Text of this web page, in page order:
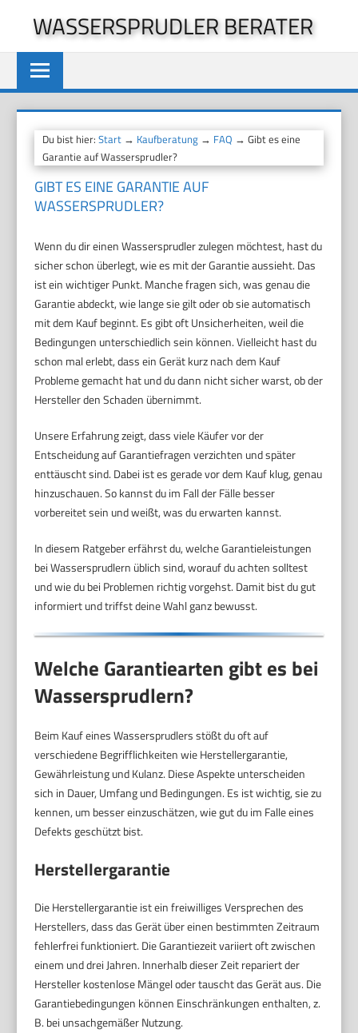
springen
WASSERSPRUDLER BERATER
Du bist hier:Start → Kaufberatung → FAQ → Gibt es eine
Garantie auf Wassersprudler?
GIBT ES EINE GARANTIE AUF
WASSERSPRUDLER?
Wenn du dir einen Wassersprudler zulegen möchtest, hast du
sicher schon überlegt, wie es mit der Garantie aussieht. Das
ist ein wichtiger Punkt. Manche fragen sich, was genau die
Garantie abdeckt, wie lange sie gilt oder ob sie automatisch
mit dem Kauf beginnt. Es gibt oft Unsicherheiten, weil die
Bedingungen unterschiedlich sein können. Vielleicht hast du
schon mal erlebt, dass ein Gerät kurz nach dem Kauf
Probleme gemacht hat und du dann nicht sicher warst, ob der
Hersteller den Schaden übernimmt.
Unsere Erfahrung zeigt, dass viele Käufer vor der
Entscheidung auf Garantiefragen verzichten und später
enttäuscht sind. Dabei ist es gerade vor dem Kauf klug, genau
hinzuschauen. So kannst du im Fall der Fälle besser
vorbereitet sein und weißt, was du erwarten kannst.
In diesem Ratgeber erfährst du, welche Garantieleistungen
bei Wassersprudlern üblich sind, worauf du achten solltest
und wie du bei Problemen richtig vorgehst. Damit bist du gut
informiert und triffst deine Wahl ganz bewusst.
Welche Garantiearten gibt es bei
Wassersprudlern?
Beim Kauf eines Wassersprudlers stößt du oft auf
verschiedene Begrifflichkeiten wie Herstellergarantie,
Gewährleistung und Kulanz. Diese Aspekte unterscheiden
sich in Dauer, Umfang und Bedingungen. Es ist wichtig, sie zu
kennen, um besser einzuschätzen, wie gut du im Falle eines
Defekts geschützt bist.
Herstellergarantie
Die Herstellergarantie ist ein freiwilliges Versprechen des
Herstellers, dass das Gerät über einen bestimmten Zeitraum
fehlerfrei funktioniert. Die Garantiezeit variiert oft zwischen
einem und drei Jahren. Innerhalb dieser Zeit repariert der
Hersteller kostenlose Mängel oder tauscht das Gerät aus. Die
Garantiebedingungen können Einschränkungen enthalten, z.
B. bei unsachgemäßer Nutzung.